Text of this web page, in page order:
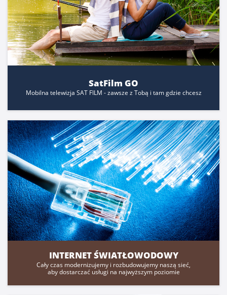
SatFilm GO
Mobilna telewizja SAT FILM - zawsze z Tobą i tam gdzie chcesz
INTERNET ŚWIATŁOWODOWY
Cały czas modernizujemy i rozbudowujemy naszą sieć,
aby dostarczać usługi na najwyższym poziomie